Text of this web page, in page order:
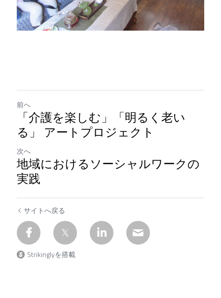
前へ
「介護を楽しむ」「明るく老い
る」 アートプロジェクト
次へ
地域におけるソーシャルワークの
実践
サイトへ戻る
Strikinglyを搭載